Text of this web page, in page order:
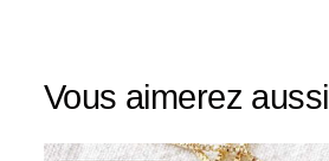
Vous aimerez aussi